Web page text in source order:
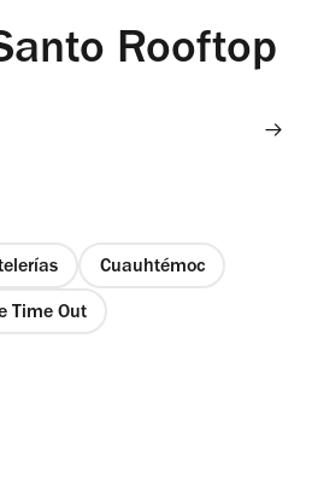
Rooftop
Cuauhtémoc
Time Out